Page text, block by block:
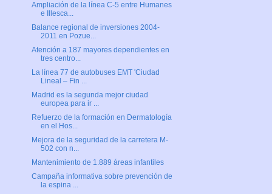
Ampliación de la línea C-5 entre Humanes
e Illesca...
Balance regional de inversiones 2004-
2011 en Pozue...
Atención a 187 mayores dependientes en
tres centro...
La línea 77 de autobuses EMT 'Ciudad
Lineal – Fin ...
Madrid es la segunda mejor ciudad
europea para ir ...
Refuerzo de la formación en Dermatología
en el Hos...
Mejora de la seguridad de la carretera M-
502 con n...
Mantenimiento de 1.889 áreas infantiles
Campaña informativa sobre prevención de
la espina ...